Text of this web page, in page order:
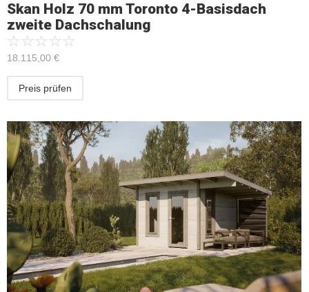
Skan Holz 70 mm Toronto 4-Basisdach
zweite Dachschalung
☆☆☆☆☆
18.115,00 €
Preis prüfen